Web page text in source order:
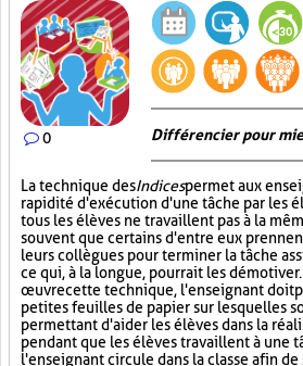
0 Différencier pour
La technique desIndicespermet aux
rapidité d'exécution d'une tâche par les
tous les élèves ne travaillent pas à la
souvent que certains d'entre eux
leurs collègues pour terminer la tâche
ce qui, à la longue, pourrait les
œuvre cette technique, l'enseignant doit
petites feuilles de papier sur lesquelles
permettant d'aider les élèves dans la
pendant que les élèves travaillent à une
l'enseignant circule dans la classe afin